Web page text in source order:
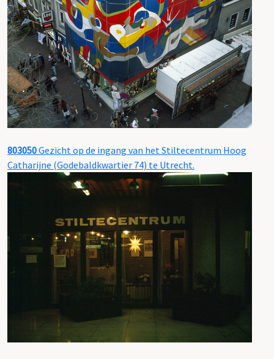
803050Gezicht op de ingang van het Stiltecentrum Hoog
Catharijne (Godebaldkwartier 74) te Utrecht.